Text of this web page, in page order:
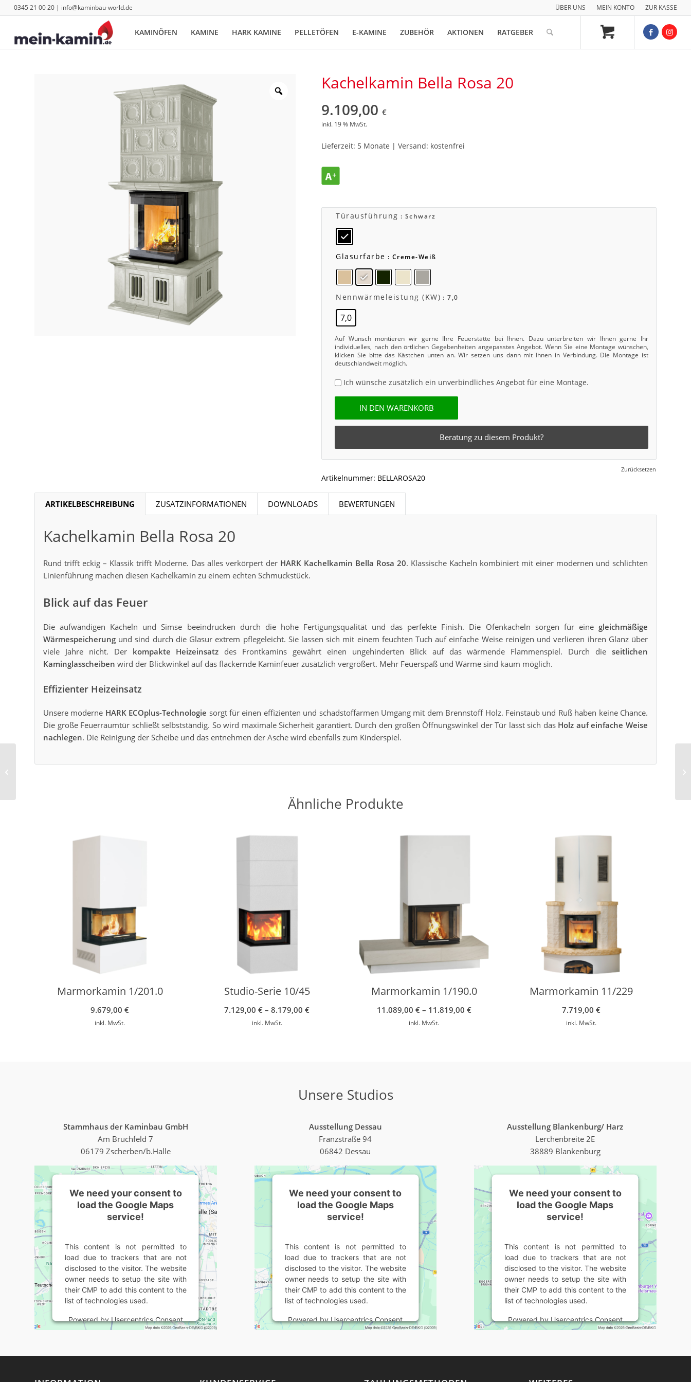
ÜBER UNS MEIN KONTO ZUR KASSE
0345 21 00 20 | info@kaminbau-world.de
KAMINÖFEN KAMINE HARK KAMINE PELLETÖFEN E-KAMINE ZUBEHÖR AKTIONEN RATGEBER
Kachelkamin Bella Rosa 20
9.109,00€
inkl. 19 % MwSt.
Lieferzeit: 5 Monate | Versand: kostenfrei
Türausführung : Schwarz
Glasurfarbe : Creme-Weiß
Nennwärmeleistung (kW) : 7,0
7,0
Zurücksetzen
Auf Wunsch montieren wir gerne Ihre Feuerstätte bei Ihnen. Dazu unterbreiten wir Ihnen gerne Ihr
individuelles, nach den örtlichen Gegebenheiten angepasstes Angebot. Wenn Sie eine Montage wünschen,
klicken Sie bitte das Kästchen unten an. Wir setzen uns dann mit Ihnen in Verbindung. Die Montage ist
deutschlandweit möglich.
Ich wünsche zusätzlich ein unverbindliches Angebot für eine Montage.
IN DEN WARENKORB
Beratung zu diesem Produkt?
Artikelnummer: BELLAROSA20
ARTIKELBESCHREIBUNG ZUSATZINFORMATIONEN DOWNLOADS BEWERTUNGEN
Kachelkamin Bella Rosa 20
Rund trifft eckig – Klassik trifft Moderne. Das alles verkörpert der HARK Kachelkamin Bella Rosa 20. Klassische Kacheln kombiniert mit einer modernen und schlichten
Linienführung machen diesen Kachelkamin zu einem echten Schmuckstück.
Blick auf das Feuer
Die aufwändigen Kacheln und Simse beeindrucken durch die hohe Fertigungsqualität und das perfekte Finish. Die Ofenkacheln sorgen für eine gleichmäßige
Wärmespeicherung und sind durch die Glasur extrem pflegeleicht. Sie lassen sich mit einem feuchten Tuch auf einfache Weise reinigen und verlieren ihren Glanz über
viele Jahre nicht. Der kompakte Heizeinsatz des Frontkamins gewährt einen ungehinderten Blick auf das wärmende Flammenspiel. Durch dieseitlichen
Kaminglasscheiben wird der Blickwinkel auf das flackernde Kaminfeuer zusätzlich vergrößert. Mehr Feuerspaß und Wärme sind kaum möglich.
Effizienter Heizeinsatz
Unsere moderne HARK ECOplus-Technologie sorgt für einen effizienten und schadstoffarmen Umgang mit dem Brennstoff Holz. Feinstaub und Ruß haben keine Chance.
Die große Feuerraumtür schließt selbstständig. So wird maximale Sicherheit garantiert. Durch den großen Öffnungswinkel der Tür lässt sich das Holz auf einfache Weise
nachlegen. Die Reinigung der Scheibe und das entnehmen der Asche wird ebenfalls zum Kinderspiel.
Ähnliche Produkte
Marmorkamin 1/201.0
9.679,00€
inkl. MwSt.
Studio-Serie 10/45
7.129,00€ –8.179,00€
inkl. MwSt.
Marmorkamin 1/190.0
11.089,00 €– 11.819,00 €
inkl. MwSt.
Marmorkamin 11/229
7.719,00 €
inkl. MwSt.
Unsere Studios
Stammhaus der Kaminbau GmbH
Am Bruchfeld 7
06179 Zscherben/b.Halle
We need your consent to
load the Google Maps
service!
This content is not permitted to
load due to trackers that are not
disclosed to the visitor. The website
owner needs to setup the site with
their CMP to add this content to the
list of technologies used.
Powered byUsercentrics Consent
Management Platform
Ausstellung Dessau
Franzstraße 94
06842 Dessau
We need your consent to
load the Google Maps
service!
This content is not permitted to
load due to trackers that are not
disclosed to the visitor. The website
owner needs to setup the site with
their CMP to add this content to the
list of technologies used.
Powered byUsercentrics Consent
Management Platform
Ausstellung Blankenburg/ Harz
Lerchenbreite 2E
38889 Blankenburg
We need your consent to
load the Google Maps
service!
This content is not permitted to
load due to trackers that are not
disclosed to the visitor. The website
owner needs to setup the site with
their CMP to add this content to the
list of technologies used.
Powered byUsercentrics Consent
Management Platform
Kachelkamin Bella Rosa